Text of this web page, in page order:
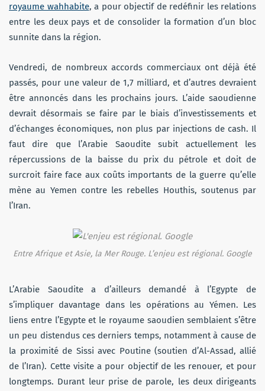
royaume wahhabite, a pour objectif de redéfinir les relations
entre les deux pays et de consolider la formation d’un bloc
sunnite dans la région.
Vendredi, de nombreux accords commerciaux ont déjà été
passés, pour une valeur de 1,7 milliard, et d’autres devraient
être annoncés dans les prochains jours. L’aide saoudienne
devrait désormais se faire par le biais d’investissements et
d’échanges économiques, non plus par injections de cash. Il
faut dire que l’Arabie Saoudite subit actuellement les
répercussions de la baisse du prix du pétrole et doit de
surcroit faire face aux coûts importants de la guerre qu’elle
mène au Yemen contre les rebelles Houthis, soutenus par
l’Iran.
Entre Afrique et Asie, la Mer Rouge. L’enjeu est régional. Google
L’Arabie Saoudite a d’ailleurs demandé à l’Egypte de
s’impliquer davantage dans les opérations au Yémen. Les
liens entre l’Egypte et le royaume saoudien semblaient s’être
un peu distendus ces derniers temps, notamment à cause de
la proximité de Sissi avec Poutine (soutien d’Al-Assad, allié
de l’Iran). Cette visite a pour objectif de les renouer, et pour
longtemps. Durant leur prise de parole, les deux dirigeants